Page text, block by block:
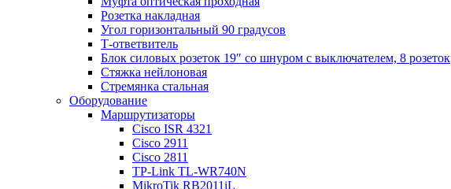
Розетка накладная
Угол горизонтальный 90 градусов
Т-ответвитель
Блок силовых розеток 19″ со шнуром с выключателем, 8 розеток
Стяжка нейлоновая
Стремянка стальная
Оборудование
Маршрутизаторы
Cisco ISR 4321
Cisco 2911
Cisco 2811
TP-Link TL-WR740N
MikroTik RB2011iL